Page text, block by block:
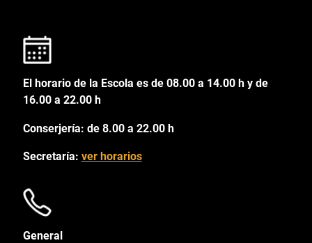
El horario de la Escola es de 08.00 a 14.00 h y de
16.00 a 22.00 h
Conserjería: de 8.00 a 22.00 h
Secretaría: ver horarios
General